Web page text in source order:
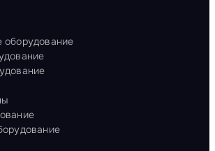
оборудование